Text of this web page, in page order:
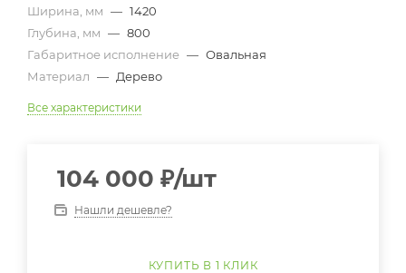
Ширина, мм — 1420
Глубина, мм — 800
Габаритное исполнение — Овальная
Материал — Дерево
Все характеристики
104 000 ₽/шт
Нашли дешевле?
КУПИТЬ В 1 КЛИК